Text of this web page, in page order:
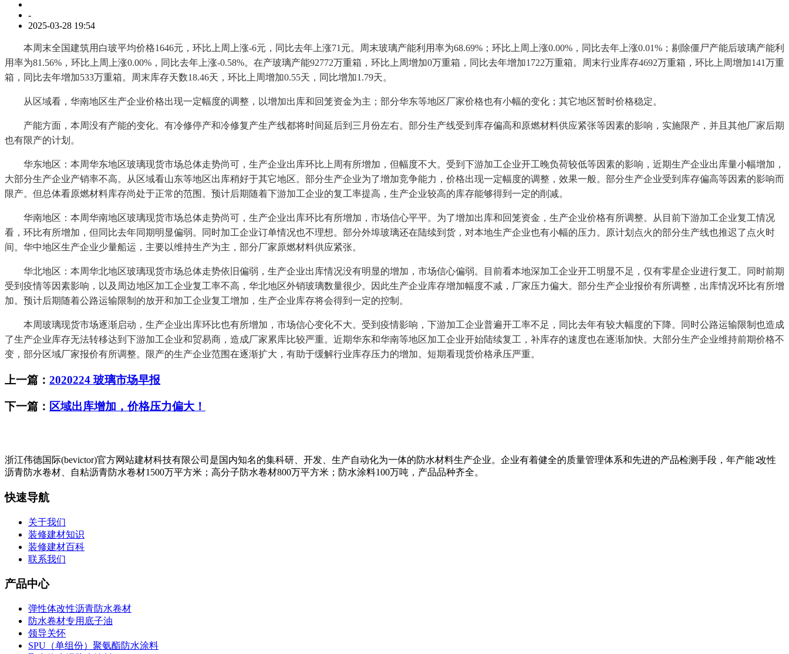
-
2025-03-28 19:54
本周末全国建筑用白玻平均价格1646元，环比上周上涨-6元，同比去年上涨71元。周末玻璃产能利用率为68.69%；环比上周上涨0.00%，同比去年上涨0.01%；剔除僵尸产能后玻璃产能利
用率为81.56%，环比上周上涨0.00%，同比去年上涨-0.58%。在产玻璃产能92772万重箱，环比上周增加0万重箱，同比去年增加1722万重箱。周末行业库存4692万重箱，环比上周增加141万重
箱，同比去年增加533万重箱。周末库存天数18.46天，环比上周增加0.55天，同比增加1.79天。
从区域看，华南地区生产企业价格出现一定幅度的调整，以增加出库和回笼资金为主；部分华东等地区厂家价格也有小幅的变化；其它地区暂时价格稳定。
产能方面，本周没有产能的变化。有冷修停产和冷修复产生产线都将时间延后到三月份左右。部分生产线受到库存偏高和原燃材料供应紧张等因素的影响，实施限产，并且其他厂家后期
也有限产的计划。
华东地区：本周华东地区玻璃现货市场总体走势尚可，生产企业出库环比上周有所增加，但幅度不大。受到下游加工企业开工晚负荷较低等因素的影响，近期生产企业出库量小幅增加，
大部分生产企业产销率不高。从区域看山东等地区出库稍好于其它地区。部分生产企业为了增加竞争能力，价格出现一定幅度的调整，效果一般。部分生产企业受到库存偏高等因素的影响而
限产。但总体看原燃材料库存尚处于正常的范围。预计后期随着下游加工企业的复工率提高，生产企业较高的库存能够得到一定的削减。
华南地区：本周华南地区玻璃现货市场总体走势尚可，生产企业出库环比有所增加，市场信心平平。为了增加出库和回笼资金，生产企业价格有所调整。从目前下游加工企业复工情况
看，环比有所增加，但同比去年同期明显偏弱。同时加工企业订单情况也不理想。部分外埠玻璃还在陆续到货，对本地生产企业也有小幅的压力。原计划点火的部分生产线也推迟了点火时
间。华中地区生产企业少量船运，主要以维持生产为主，部分厂家原燃材料供应紧张。
华北地区：本周华北地区玻璃现货市场总体走势依旧偏弱，生产企业出库情况没有明显的增加，市场信心偏弱。目前看本地深加工企业开工明显不足，仅有零星企业进行复工。同时前期
受到疫情等因素影响，以及周边地区加工企业复工率不高，华北地区外销玻璃数量很少。因此生产企业库存增加幅度不减，厂家压力偏大。部分生产企业报价有所调整，出库情况环比有所增
加。预计后期随着公路运输限制的放开和加工企业复工增加，生产企业库存将会得到一定的控制。
本周玻璃现货市场逐渐启动，生产企业出库环比也有所增加，市场信心变化不大。受到疫情影响，下游加工企业普遍开工率不足，同比去年有较大幅度的下降。同时公路运输限制也造成
了生产企业库存无法转移达到下游加工企业和贸易商，造成厂家累库比较严重。近期华东和华南等地区加工企业开始陆续复工，补库存的速度也在逐渐加快。大部分生产企业维持前期价格不
变，部分区域厂家报价有所调整。限产的生产企业范围在逐渐扩大，有助于缓解行业库存压力的增加。短期看现货价格承压严重。
上一篇： 2020224 玻璃市场早报
下一篇： 区域出库增加，价格压力偏大！
浙江伟德国际(bevictor)官方网站建材科技有限公司是国内知名的集科研、开发、生产自动化为一体的防水材料生产企业。企业有着健全的质量管理体系和先进的产品检测手段，年产能∶改性
沥青防水卷材、自粘沥青防水卷材1500万平方米；高分子防水卷材800万平方米；防水涂料100万吨，产品品种齐全。
快速导航
关于我们
装修建材知识
装修建材百科
联系我们
产品中心
弹性体改性沥青防水卷材
防水卷材专用底子油
领导关怀
SPU（单组份）聚氨酯防水涂料